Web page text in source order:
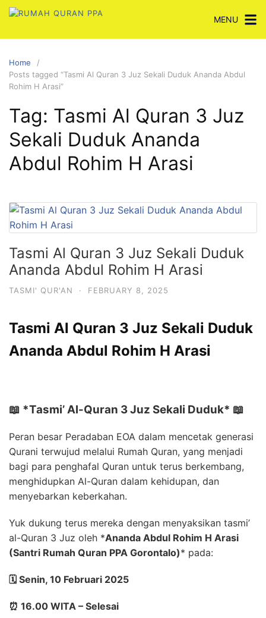
Skip
content
MENU
Home
Posts tagged “Tasmi Al Quran 3 Juz Sekali Duduk Ananda Abdul
Rohim H Arasi”
Tag: Tasmi Al Quran 3 Juz
Sekali Duduk Ananda
Abdul Rohim H Arasi
Tasmi Al Quran 3 Juz Sekali Duduk
Ananda Abdul Rohim H Arasi
TASMI' QUR'AN · FEBRUARY 8, 2025
Tasmi Al Quran 3 Juz Sekali Duduk
Ananda Abdul Rohim H Arasi
📖 *Tasmi’ Al-Quran 3 Juz Sekali Duduk* 📖
Peran besar Peradaban EOA dalam mencetak generasi
Qurani terwujud melalui Rumah Quran, yang menjadi
bagi para penghafal Quran untuk terus berkembang,
menghidupkan Al-Quran dalam kehidupan, dan
menyebarkan keberkahan.
Yuk dukung terus mereka dengan menyaksikan tasmi’
al-Quran 3 Juz oleh *Ananda Abdul Rohim H Arasi
(Santri Rumah Quran PPA Gorontalo)* pada:
🗓️ Senin, 10 Februari 2025
⏰ 16.00 WITA – Selesai